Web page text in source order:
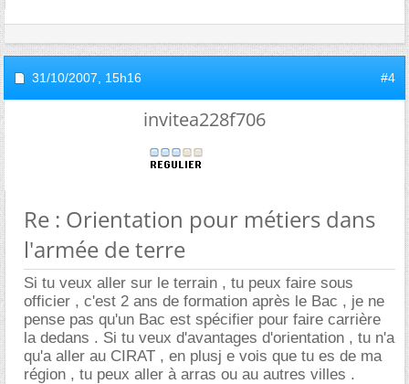
31/10/2007, 15h16 #4
invitea228f706
Re : Orientation pour métiers dans
l'armée de terre
Si tu veux aller sur le terrain , tu peux faire sous
officier , c'est 2 ans de formation après le Bac , je ne
pense pas qu'un Bac est spécifier pour faire carrière
la dedans . Si tu veux d'avantages d'orientation , tu n'a
qu'a aller au CIRAT , en plusj e vois que tu es de ma
région , tu peux aller à arras ou au autres villes .